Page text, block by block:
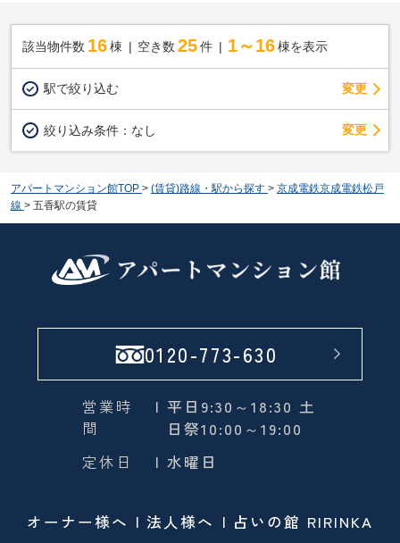
該当物件数 16棟 空き数 25 件 1～16 棟を表示
駅で絞り込む 変更
絞り込み条件： なし 変更
アパートマンション館TOP > (賃貸)路線・駅から探す > 京成電鉄京成電鉄松戸
線 > 五香駅の賃貸
0120-773-630
営業時
間
| 平日9:30～18:30 土
日祭10:00～19:00
定休日
| 水曜日
オーナー様へ 法人様へ 占いの館 RIRINKA